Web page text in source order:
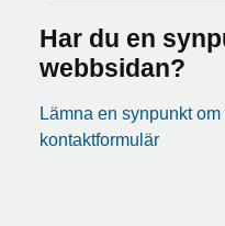
Har du en
webbsidan?
Lämna en synpunkt
kontaktformulär